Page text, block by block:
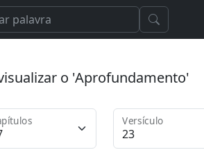
o 'Aprofundamento'
Versículo